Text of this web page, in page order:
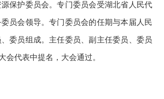
保护委员会。专门委员会受湖北省人民代
员会领导。专门委员会的任期与本届人民
委员组成。主任委员、副主任委员、委员
会代表中提名，大会通过。